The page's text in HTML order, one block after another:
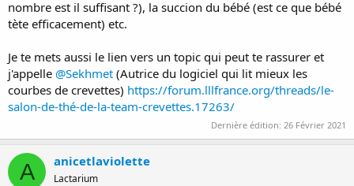
nombre est il suffisant ?), la succion du bébé (est ce que bébé
tète efficacement) etc.
Je te mets aussi le lien vers un topic qui peut te rassurer et
j'appelle @Sekhmet (Autrice du logiciel qui lit mieux les
courbes de crevettes) https://forum.lllfrance.org/threads/le-
salon-de-thé-de-la-team-crevettes.17263/
Dernière édition: 26 Février 2021
A anicetlaviolette
Lactarium